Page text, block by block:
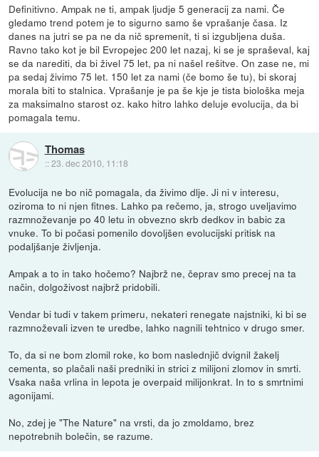
Definitivno. Ampak ne ti, ampak ljudje 5 generacij za nami. Če
gledamo trend potem je to sigurno samo še vprašanje časa. Iz
danes na jutri se pa ne da nič spremenit, ti si izgubljena duša.
Ravno tako kot je bil Evropejec 200 let nazaj, ki se je spraševal, kaj
se da narediti, da bi živel 75 let, pa ni našel rešitve. On zase ne, mi
pa sedaj živimo 75 let. 150 let za nami (če bomo še tu), bi skoraj
morala biti to stalnica. Vprašanje je pa še kje je tista biološka meja
za maksimalno starost oz. kako hitro lahko deluje evolucija, da bi
pomagala temu.
Thomas
::23. dec 2010, 11:18
Evolucija ne bo nič pomagala, da živimo dlje. Ji ni v interesu,
oziroma to ni njen fitnes. Lahko pa rečemo, ja, strogo uveljavimo
razmnoževanje po 40 letu in obvezno skrb dedkov in babic za
vnuke. To bi počasi pomenilo dovoljšen evolucijski pritisk na
podaljšanje življenja.
Ampak a to in tako hočemo? Najbrž ne, čeprav smo precej na ta
način, dolgoživost najbrž pridobili.
Vendar bi tudi v takem primeru, nekateri renegate najstniki, ki bi se
razmnoževali izven te uredbe, lahko nagnili tehtnico v drugo smer.
To, da si ne bom zlomil roke, ko bom naslednjič dvignil žakelj
cementa, so plačali naši predniki in strici z milijoni zlomov in smrti.
Vsaka naša vrlina in lepota je overpaid milijonkrat. In to s smrtnimi
agonijami.
No, zdej je "The Nature" na vrsti, da jo zmoldamo, brez
nepotrebnih bolečin, se razume.